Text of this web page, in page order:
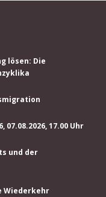
lösen: Die
17.00 Uhr
und der
Wiederkehr